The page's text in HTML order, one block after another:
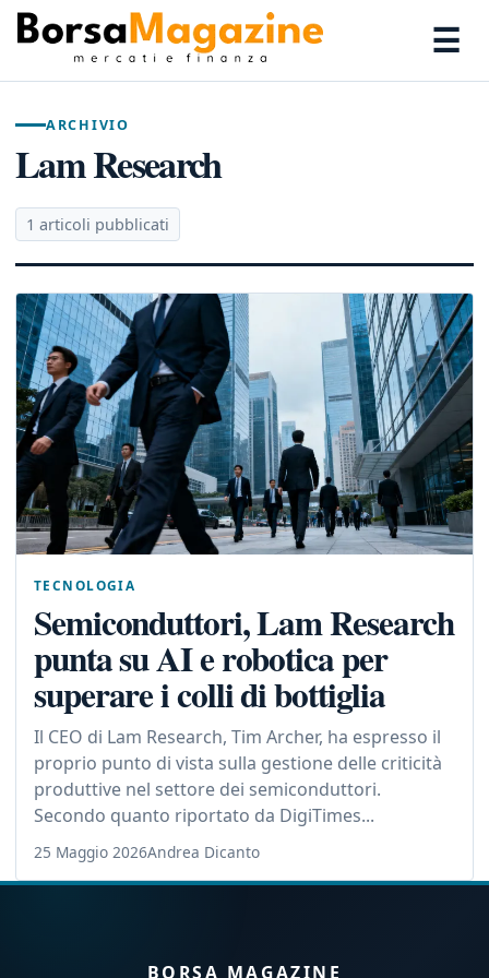
☰
ARCHIVIO
Lam Research
1 articoli pubblicati
TECNOLOGIA
Semiconduttori, Lam Research
punta su AI e robotica per
superare i colli di bottiglia
Il CEO di Lam Research, Tim Archer, ha espresso il
proprio punto di vista sulla gestione delle criticità
produttive nel settore dei semiconduttori.
Secondo quanto riportato da DigiTimes...
25 Maggio 2026Andrea Dicanto
BORSA MAGAZINE